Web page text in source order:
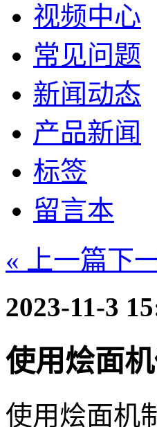
视频中心
常见问题
新闻动态
产品新闻
标签
留言本
« 上一篇下
2023-11-3
使用烩面
使用烩面机